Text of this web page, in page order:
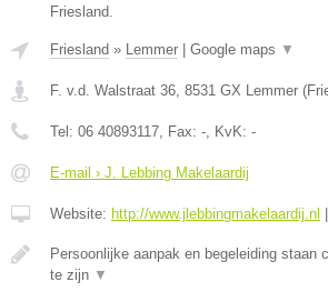
Friesland.
Friesland » Lemmer Google maps ▼
F. v.d. Walstraat 36 8531 GX Lemmer (
Tel: 06 40893117 , Fax: - , KvK: -
E-mail › J. Lebbing Makelaardij
Website: http://www.jlebbingmakelaardij.nl
Persoonlijke aanpak en begeleiding staan
te zijn ▼